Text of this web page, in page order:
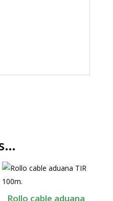
Rollo cable aduana